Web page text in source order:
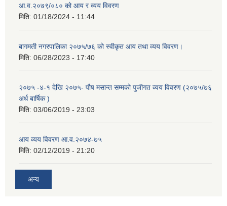
आ.व.२०७९/०८० को आय र व्यय विवरण
मिति: 01/18/2024 - 11:44
बागमती नगरपालिका २०७५/७६ को स्वीकृत आय तथा व्यय विवरण।
मिति: 06/28/2023 - 17:40
२०७५ -४-१ देखि २०७५- पौष मसान्त सम्मको पुजीगत व्यय विवरण (२०७५/७६
अर्ध बार्षिक )
मिति: 03/06/2019 - 23:03
आय व्यय विवरण आ.व.२०७४-७५
मिति: 02/12/2019 - 21:20
अन्य